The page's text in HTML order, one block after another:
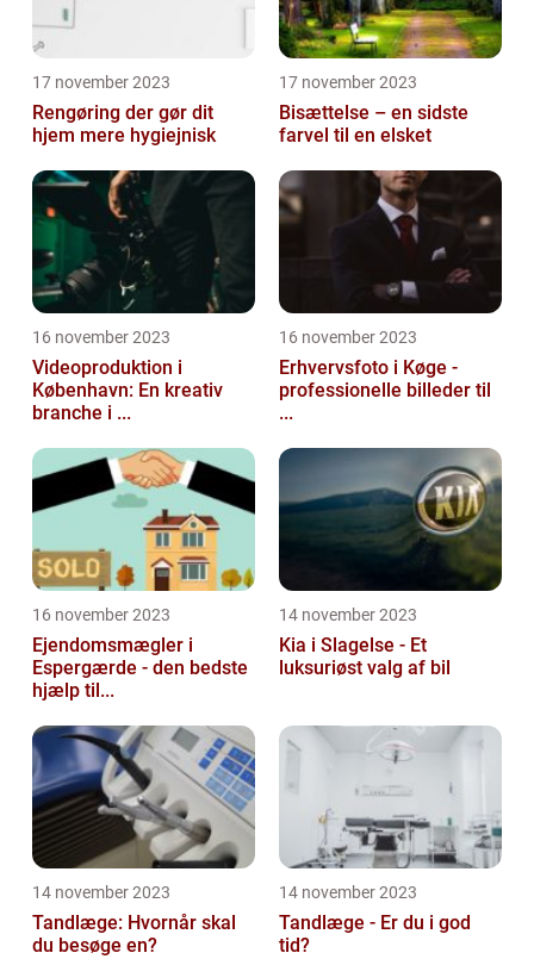
17 november 2023
Rengøring der gør dit
hjem mere hygiejnisk
17 november 2023
Bisættelse – en sidste
farvel til en elsket
16 november 2023
Videoproduktion i
København: En kreativ
branche i ...
16 november 2023
Erhvervsfoto i Køge -
professionelle billeder til
...
16 november 2023
Ejendomsmægler i
Espergærde - den bedste
hjælp til...
14 november 2023
Kia i Slagelse - Et
luksuriøst valg af bil
14 november 2023
Tandlæge: Hvornår skal
du besøge en?
14 november 2023
Tandlæge - Er du i god
tid?